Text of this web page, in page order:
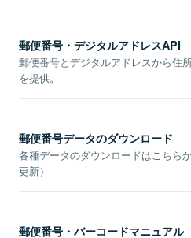
郵便番号・デジタルアドレスAPI
郵便番号とデジタルアドレスから住
を提供。
郵便番号データのダウンロード
各種データのダウンロードはこちら
更新）
郵便番号・バーコードマニュアル